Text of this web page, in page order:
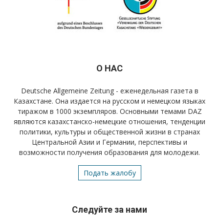
О НАС
Deutsche Allgemeine Zeitung - еженедельная газета в
Казахстане. Она издается на русском и немецком языках
тиражом в 1000 экземпляров. Основными темами DAZ
являются казахстанско-немецкие отношения, тенденции
политики, культуры и общественной жизни в странах
Центральной Азии и Германии, перспективы и
возможности получения образования для молодежи.
Подать жалобу
Следуйте за нами